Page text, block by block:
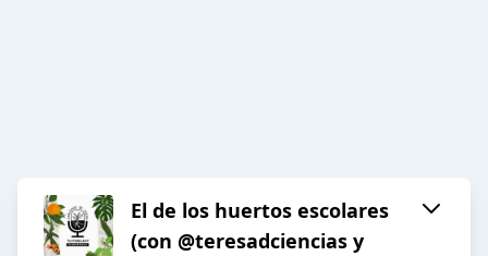
El de los huertos escolares
(con @teresadciencias y